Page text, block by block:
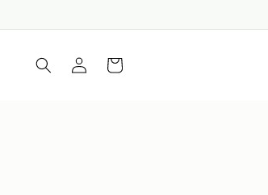
Piesakieties
grozs